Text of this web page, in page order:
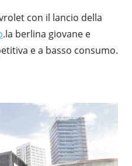
con il lancio della
.la berlina giovane e
e a basso consumo.